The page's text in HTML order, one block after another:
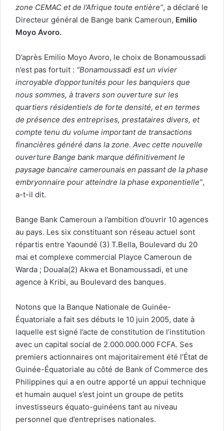
zone CEMAC et de l’Afrique toute entière”, a déclaré le
Directeur général de Bange bank Cameroun, Emilio
Moyo Avoro.
D’après Emilio Moyo Avoro, le choix de Bonamoussadi
n’est pas fortuit : “Bonamoussadi est un vivier
incroyable d’opportunités pour les banquiers que
nous sommes, à travers son ouverture sur les
quartiers résidentiels de forte densité, et en termes
de présence des entreprises, prestataires divers, et
compte tenu du volume important de transactions
financières généré dans la zone. Avec cette nouvelle
ouverture Bange bank marque définitivement le
paysage bancaire camerounais en passant de la phase
embryonnaire pour atteindre la phase exponentielle”,
a-t-il dit.
Bange Bank Cameroun a l’ambition d’ouvrir 10 agences
au pays. Les six constituant son réseau actuel sont
répartis entre Yaoundé (3) T.Bella, Boulevard du 20
mai et complexe commercial Playce Cameroun de
Warda ; Douala(2) Akwa et Bonamoussadi, et une
agence à Kribi, au Boulevard des banques.
Notons que la Banque Nationale de Guinée-
Équatoriale a fait ses débuts le 10 juin 2005, date à
laquelle est signé l’acte de constitution de l’institution
avec un capital social de 2.000.000.000 FCFA. Ses
premiers actionnaires ont majoritairement été l’État de
Guinée-Équatoriale au côté de Bank of Commerce des
Philippines qui a en outre apporté un appui technique
et humain auquel s’est joint un groupe de petits
investisseurs équato-guinéens tant au niveau
personnel que d’entreprises nationales.